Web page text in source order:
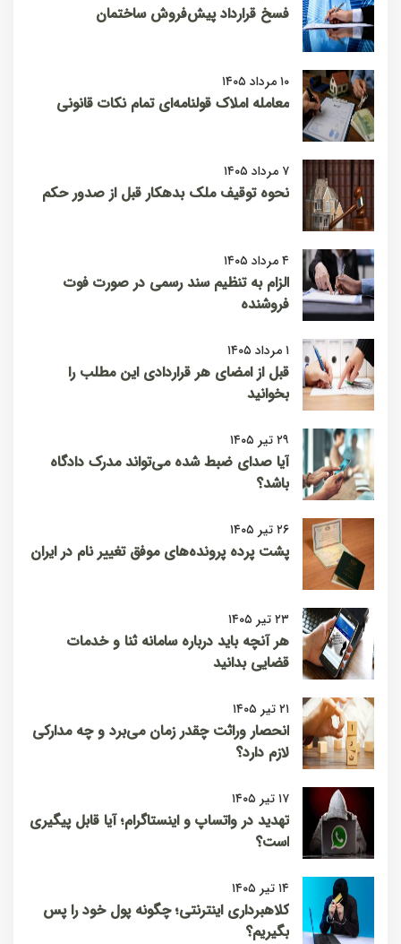
فسخ قرارداد پیش‌فروش ساختمان
۱۰ مرداد ۱۴۰۵
معامله املاک قولنامه‌ای تمام نکات قانونی
۷ مرداد ۱۴۰۵
نحوه توقیف ملک بدهکار قبل از صدور حکم
۴ مرداد ۱۴۰۵
الزام به تنظیم سند رسمی در صورت فوت
فروشنده
۱ مرداد ۱۴۰۵
قبل از امضای هر قراردادی این مطلب را
بخوانید
۲۹ تیر ۱۴۰۵
آیا صدای ضبط شده می‌تواند مدرک دادگاه
باشد؟
۲۶ تیر ۱۴۰۵
پشت پرده پرونده‌های موفق تغییر نام در ایران
۲۳ تیر ۱۴۰۵
هر آنچه باید درباره سامانه ثنا و خدمات
قضایی بدانید
۲۱ تیر ۱۴۰۵
انحصار وراثت چقدر زمان می‌برد و چه مدارکی
لازم دارد؟
۱۷ تیر ۱۴۰۵
تهدید در واتساپ و اینستاگرام؛ آیا قابل پیگیری
است؟
۱۴ تیر ۱۴۰۵
کلاهبرداری اینترنتی؛ چگونه پول خود را پس
بگیریم؟